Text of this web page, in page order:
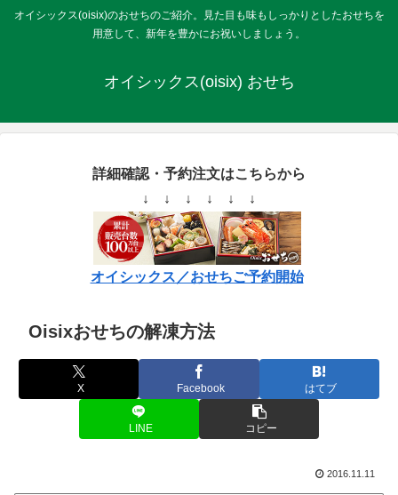
オイシックス(oisix)のおせちのご紹介。見た目も味もしっかりとしたおせちを
用意して、新年を豊かにお祝いしましょう。
オイシックス(oisix) おせち
詳細確認・予約注文はこちらから
↓ ↓ ↓ ↓ ↓ ↓
オイシックス／おせちご予約開始
Oisixおせちの解凍方法
X Facebook はてブ
LINE コピー
2016.11.11